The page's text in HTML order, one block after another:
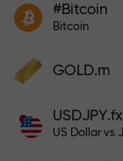
ผิด ยิ่งฝ
#Bitcoin
Bitcoin
GOLD.m
USDJPY.fx